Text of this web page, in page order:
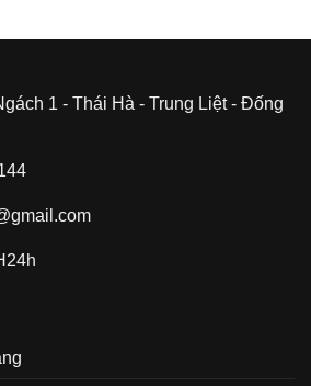
1 - Thái Hà - Trung Liệt - Đống